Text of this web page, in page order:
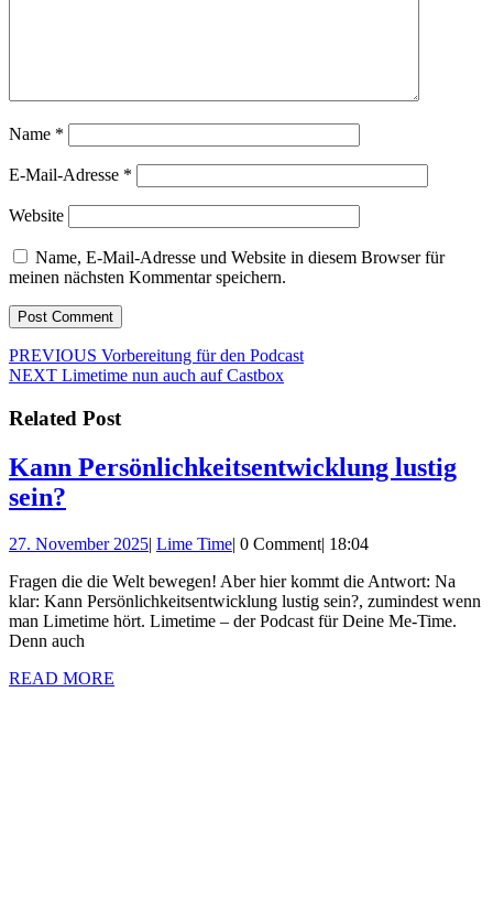
Name *
E-Mail-Adresse *
Website
Name, E-Mail-Adresse und Website in diesem Browser für
meinen nächsten Kommentar speichern.
Beitragsnavigation
PREVIOUS Previous
post:
Vorbereitung für den Podcast
NEXT Next
Limetime nun auch auf Castbox
Related Post
Kann Persönlichkeitsentwicklung lustig
sein?
lustig
sein?
27. November 202527.
2025
| Lime TimeLime
| 0 Comment| 18:04
Fragen die die Welt bewegen! Aber hier kommt die Antwort: Na
klar: Kann Persönlichkeitsentwicklung lustig sein?, zumindest wenn
man Limetime hört. Limetime – der Podcast für Deine Me-Time.
Denn auch
READ MORE